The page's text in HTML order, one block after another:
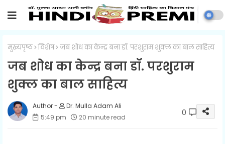
मुख्यपृष्ठ विशेष जब शोध का केन्द्र बना डॉ. परशुराम शुक्ल का बाल साहित्य
जब शोध का केन्द्र बना डॉ. परशुराम
शुक्ल का बाल साहित्य
Dr. Mulla Adam Ali
5:49 pm
20 minute read 0